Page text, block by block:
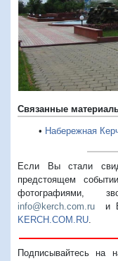
Предыдущий
Связанные
• Набережная
Если Вы стали
предстоящем
фотографиями,
info@kerch.com.ru и
KERCH.COM.RU.
Подписывайтесь на